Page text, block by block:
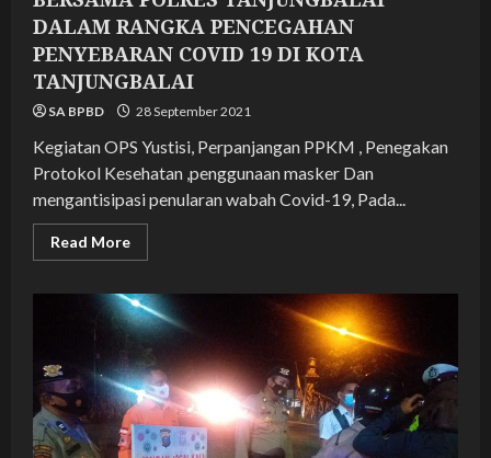
DALAM RANGKA PENCEGAHAN
PENYEBARAN COVID 19 DI KOTA
TANJUNGBALAI
SA BPBD 28 September 2021
Kegiatan OPS Yustisi, Perpanjangan PPKM , Penegakan
Protokol Kesehatan ,penggunaan masker Dan
mengantisipasi penularan wabah Covid-19, Pada...
Read MoreRead
more
OPS
YUSTISI
PENEGAKAN
DISIPLIN
PROTOKOL
KESEHATAN
BERSAMA
POLRES
TANJUNGBALAI
DALAM